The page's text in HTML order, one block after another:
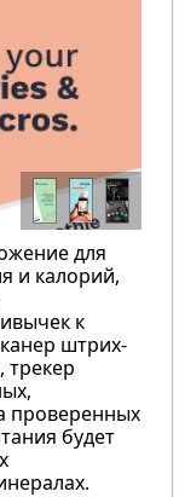
для
и калорий,
к
штрих-
трекер
проверенных
будет